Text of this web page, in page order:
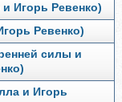
Игорь Ревенко)
Ревенко)
силы и
и Игорь